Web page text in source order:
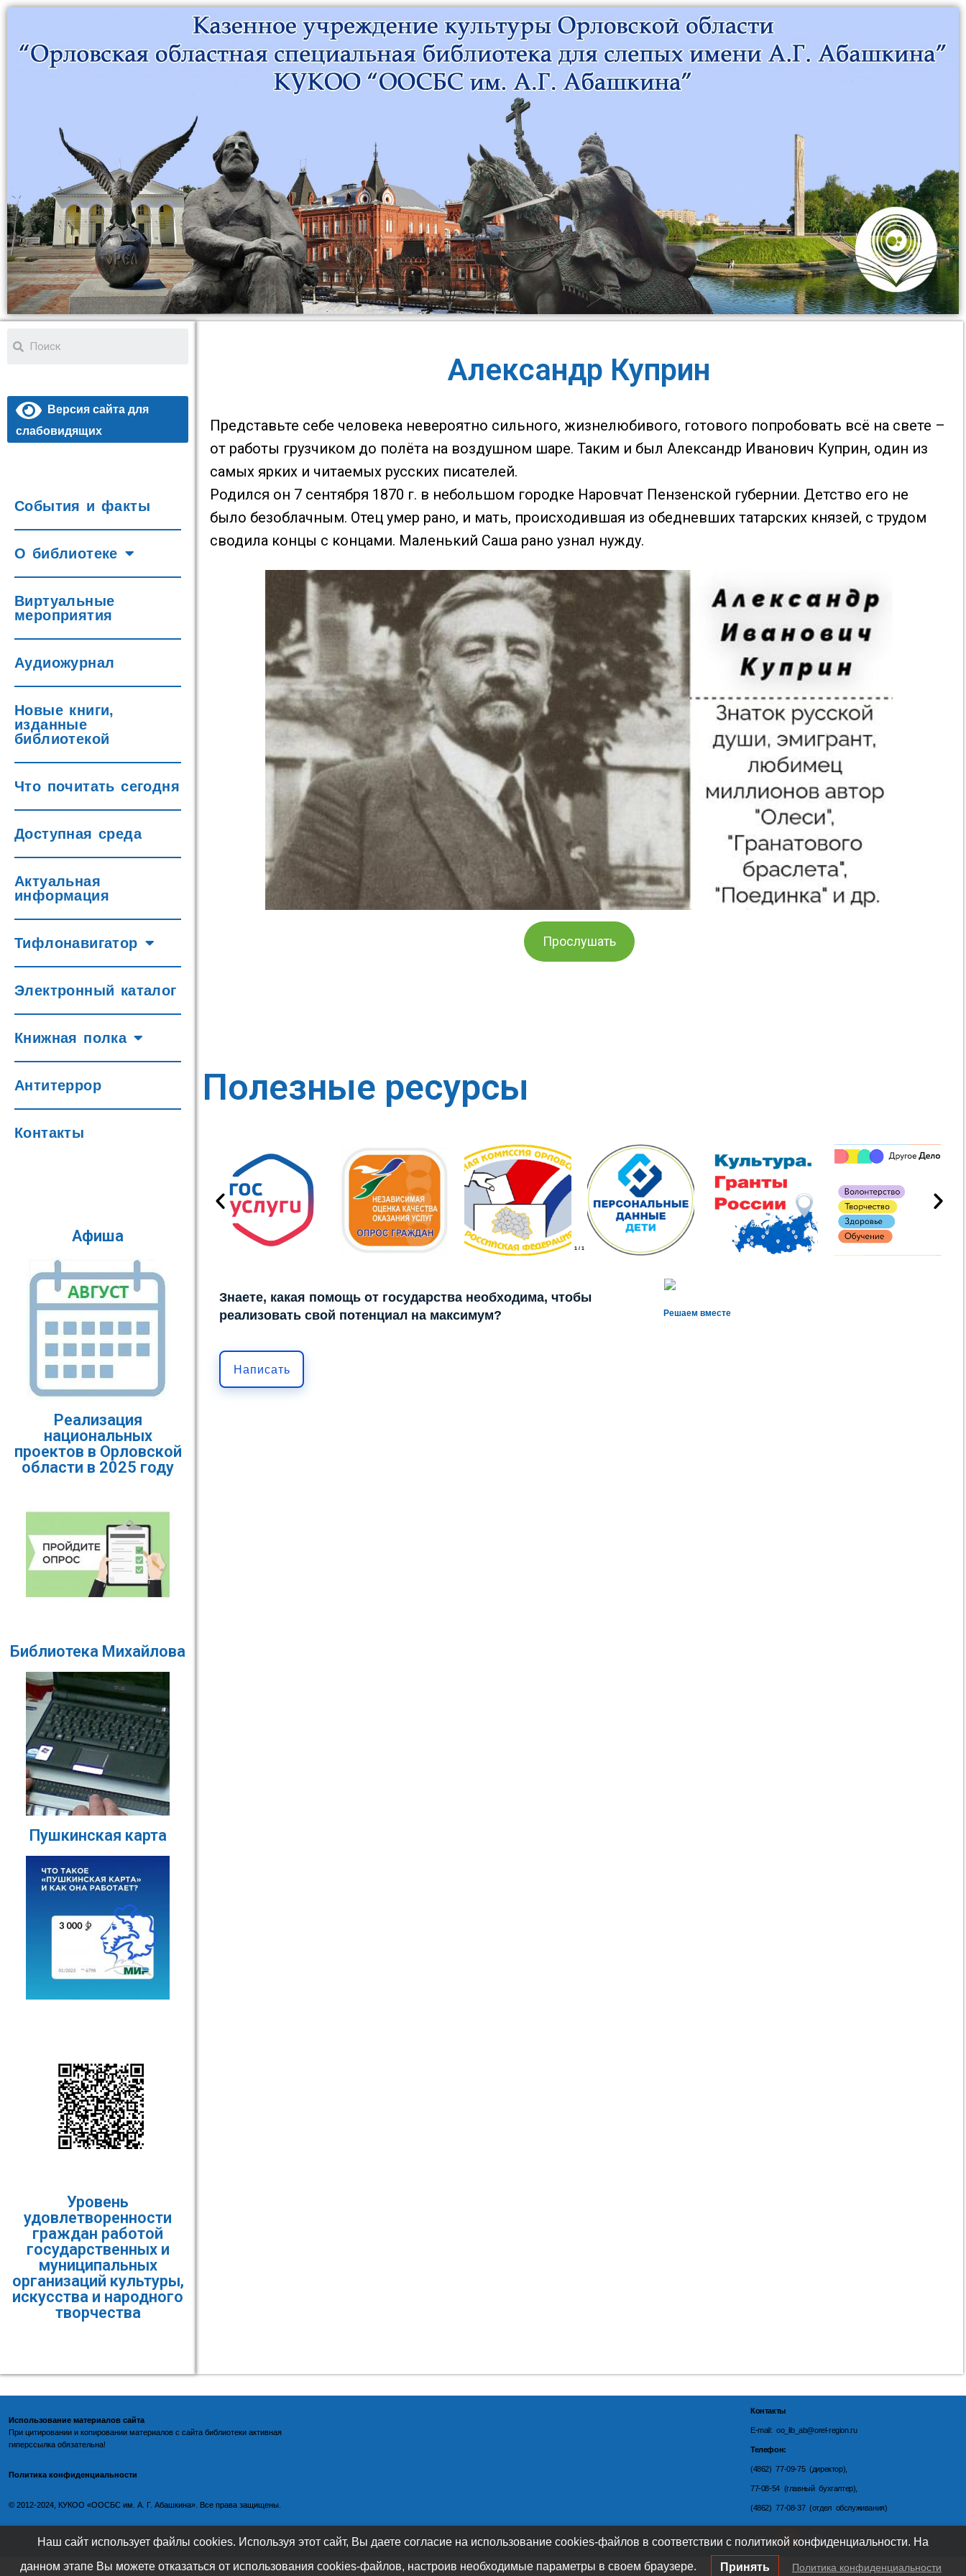
Версия сайта для
слабовидящих
События и факты
О библиотеке
Виртуальные
мероприятия
Аудиожурнал
Новые книги,
изданные
библиотекой
Что почитать сегодня
Доступная среда
Актуальная
информация
Тифлонавигатор
Электронный каталог
Книжная полка
Антитеррор
Контакты
Афиша
Реализация
национальных
проектов в Орловской
области в 2025 году
Библиотека Михайлова
Пушкинская карта
Уровень
удовлетворенности
граждан работой
государственных и
муниципальных
организаций культуры,
искусства и народного
творчества
Александр Куприн
Представьте себе человека невероятно сильного, жизнелюбивого, готового попробовать всё на свете –
от работы грузчиком до полёта на воздушном шаре. Таким и был Александр Иванович Куприн, один из
самых ярких и читаемых русских писателей.
Родился он 7 сентября 1870 г. в небольшом городке Наровчат Пензенской губернии. Детство его не
было безоблачным. Отец умер рано, и мать, происходившая из обедневших татарских князей, с трудом
сводила концы с концами. Маленький Саша рано узнал нужду.
Прослушать
Полезные ресурсы
1 / 1
Решаем вместе
Знаете, какая помощь от государства необходима, чтобы
реализовать свой потенциал на максимум?
Написать
Использование материалов сайта
При цитировании и копировании материалов с сайта библиотеки активная
гиперссылка обязательна!
Политика конфиденциальности
©️ 2012-2024, КУКОО «ООСБС им. А. Г. Абашкина». Все права защищены.
Контакты
E-mail: oo_lib_ab@orel-region.ru
Телефон:
(4862) 77-09-75 (директор),
77-08-54 (главный бухгалтер),
(4862) 77-08-37 (отдел обслуживания)
Наш сайт использует файлы cookies. Используя этот сайт, Вы даете согласие на использование cookies-файлов в соответствии с политикой конфиденциальности. На
данном этапе Вы можете отказаться от использования cookies-файлов, настроив необходимые параметры в своем браузере. Принять Политика конфиденциальности